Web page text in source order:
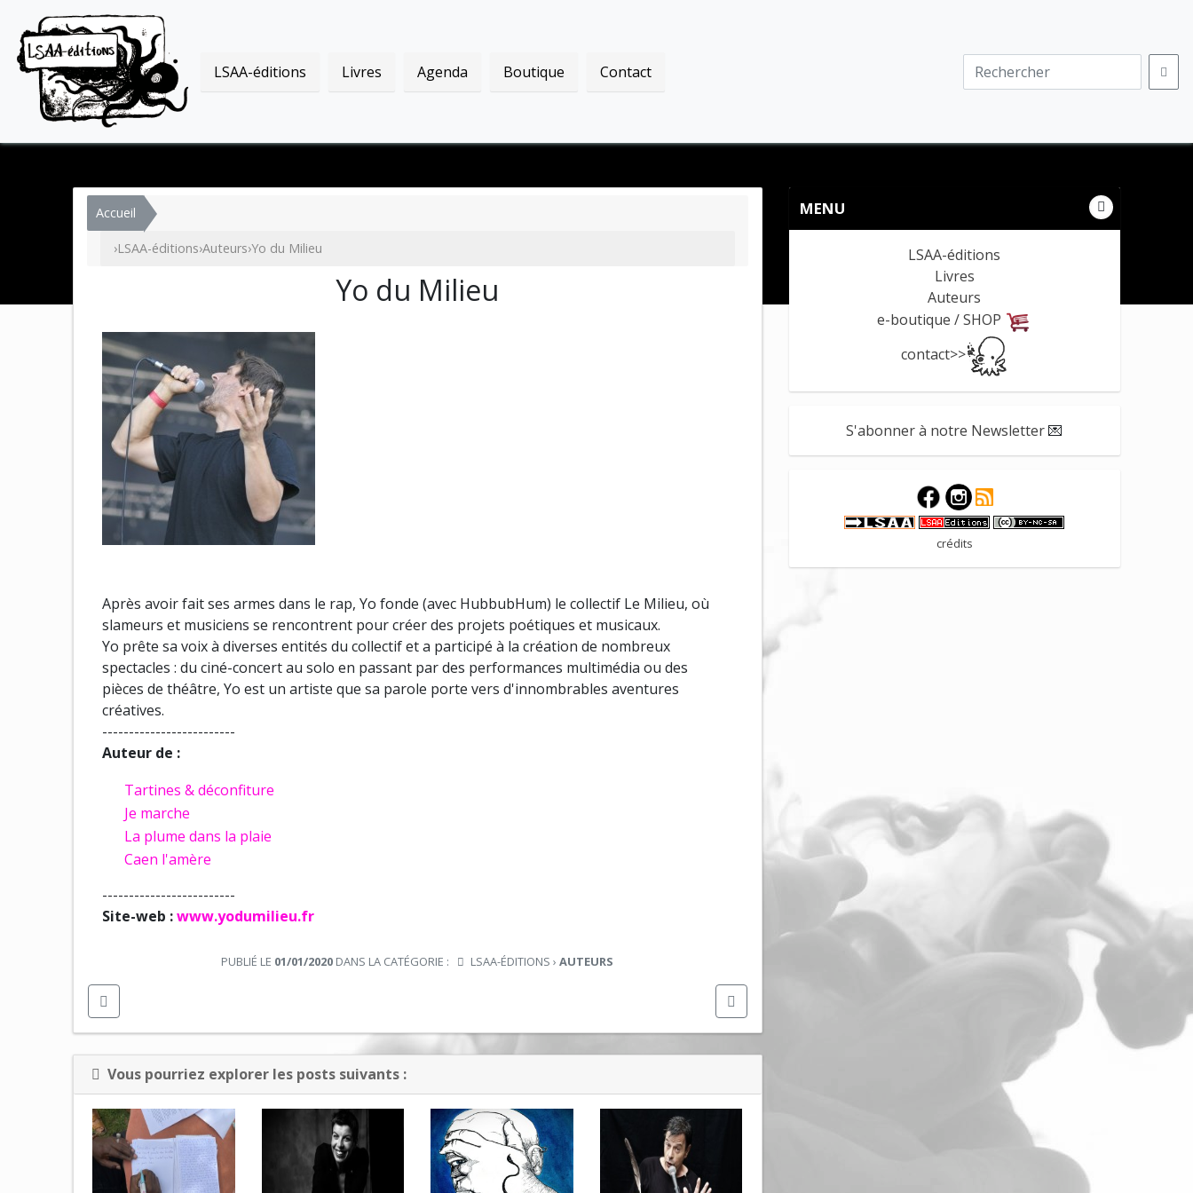
LSAA-éditions Livres Agenda Boutique Contact
Accueil
›LSAA-éditions›Auteurs›Yo du Milieu
Yo du Milieu
Après avoir fait ses armes dans le rap, Yo fonde (avec HubbubHum) le collectif Le Milieu, où
slameurs et musiciens se rencontrent pour créer des projets poétiques et musicaux.
Yo prête sa voix à diverses entités du collectif et a participé à la création de nombreux
spectacles : du ciné-concert au solo en passant par des performances multimédia ou des
pièces de théâtre, Yo est un artiste que sa parole porte vers d'innombrables aventures
créatives.
-------------------------
Auteur de :
Tartines & déconfiture
Je marche
La plume dans la plaie
Caen l'amère
-------------------------
Site-web :www.yodumilieu.fr
PUBLIÉ LE 01/01/2020 DANS LA CATÉGORIE : LSAA-ÉDITIONS ›AUTEURS
Vous pourriez explorer les posts suivants :
MENU
LSAA-éditions
Livres
Auteurs
e-boutique / SHOP
contact>>
S'abonner à notre Newsletter💌
crédits